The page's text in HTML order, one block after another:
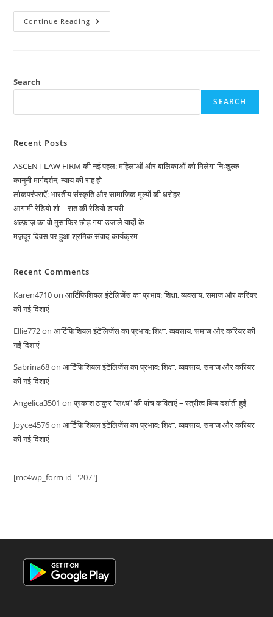
Continue Reading MR.
SAURABH
BREAST
TALK
Search
SEARCH
Recent Posts
ASCENT LAW FIRM की नई पहल: महिलाओं और बालिकाओं को मिलेगा निःशुल्क
कानूनी मार्गदर्शन, न्याय की राह हो
लोकपरंपराएँ: भारतीय संस्कृति और सामाजिक मूल्यों की धरोहर
आगामी रेडियो शो – रात की रेडियो डायरी
अल्फ़ाज़ का वो मुसाफ़िर छोड़ गया उजाले यादों के
मज़दूर दिवस पर हुआ श्रमिक संवाद कार्यक्रम
Recent Comments
Karen4710onआर्टिफिशियल इंटेलिजेंस का प्रभाव: शिक्षा, व्यवसाय, समाज और करियर
की नई दिशाएं
Ellie772onआर्टिफिशियल इंटेलिजेंस का प्रभाव: शिक्षा, व्यवसाय, समाज और करियर की
नई दिशाएं
Sabrina68onआर्टिफिशियल इंटेलिजेंस का प्रभाव: शिक्षा, व्यवसाय, समाज और करियर
की नई दिशाएं
Angelica3501 onप्रकाश ठाकुर “लक्ष्य” की पांच कविताएं – स्त्रीत्व बिम्ब दर्शाती हुई
Joyce4576onआर्टिफिशियल इंटेलिजेंस का प्रभाव: शिक्षा, व्यवसाय, समाज और करियर
की नई दिशाएं
[mc4wp_form id="207"]